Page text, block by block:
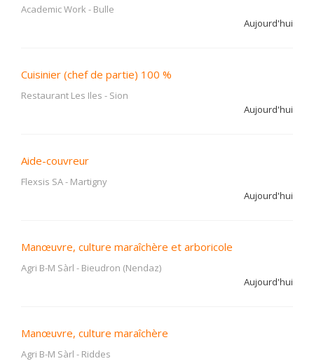
Academic Work - Bulle
Aujourd'hui
Cuisinier (chef de partie) 100 %
Restaurant Les Iles - Sion
Aujourd'hui
Aide-couvreur
Flexsis SA- Martigny
Aujourd'hui
Manœuvre, culture maraîchère et arboricole
Agri B-M Sàrl - Bieudron (Nendaz)
Aujourd'hui
Manœuvre, culture maraîchère
Agri B-M Sàrl - Riddes